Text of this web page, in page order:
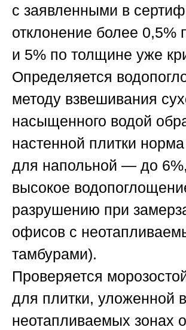
с заявленными в
отклонение более 0,5%
и 5% по толщине уже
Определяется
методу взвешивания
насыщенного водой
настенной плитки
для напольной — до
высокое
разрушению при
офисов с
тамбурами).
Проверяется
для плитки, уложенной в
неотапливаемых